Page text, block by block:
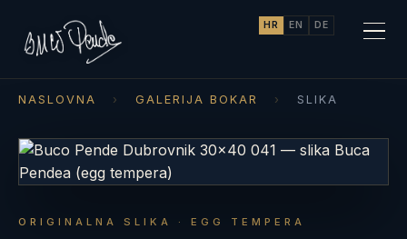
HR EN DE
NASLOVNA › GALERIJA BOKAR › SLIKA
ORIGINALNA SLIKA · EGG TEMPERA